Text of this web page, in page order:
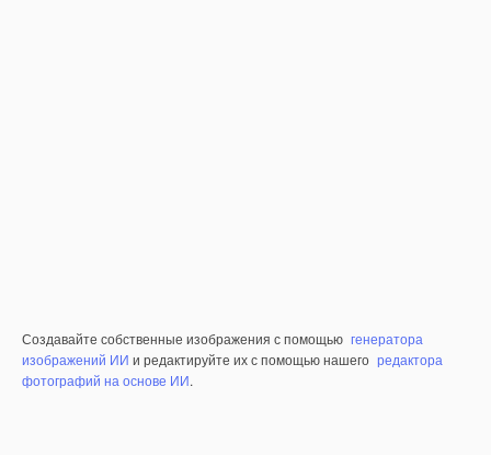
Создавайте собственные изображения с помощью генератора
изображений ИИ и редактируйте их с помощью нашего редактора
фотографий на основе ИИ.